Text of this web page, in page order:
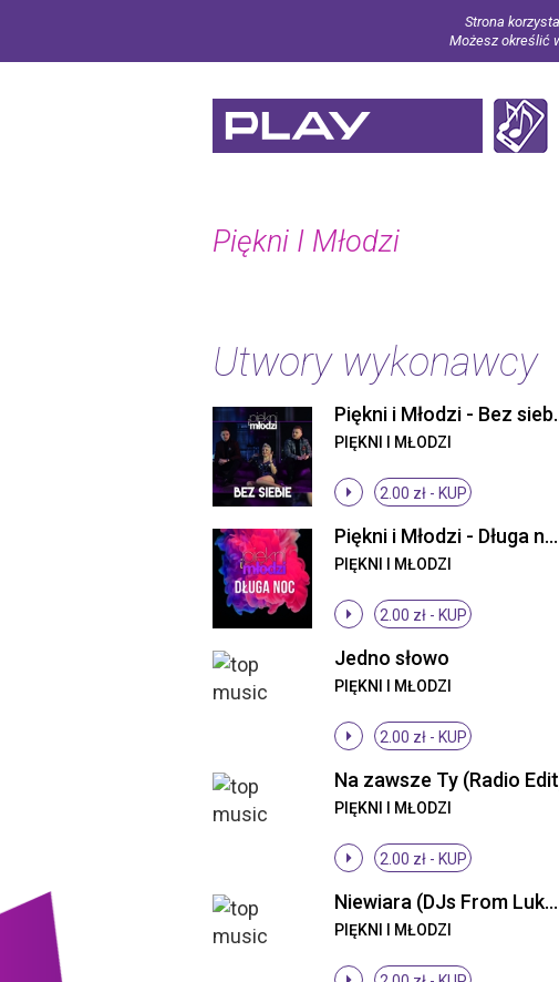
Strona
Możesz określić
Piękni I Młodzi
Utwory wykonawcy
Piękni i
PIĘKNI I MŁODZI
2.00 zł - KUP
Piękni i Młodzi - Długa noc ((Original Mix))
PIĘKNI I MŁODZI
2.00 zł - KUP
Jedno słowo
PIĘKNI I MŁODZI
2.00 zł - KUP
Na zawsze Ty (Radio
PIĘKNI I MŁODZI
2.00 zł - KUP
Niewiara (DJs From Lukow Remix)
PIĘKNI I MŁODZI